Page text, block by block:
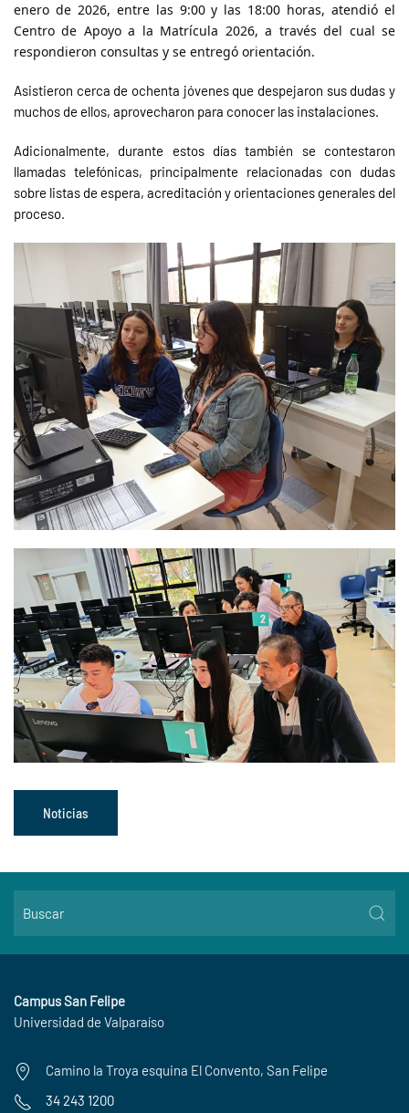
enero de 2026, entre las 9:00 y las 18:00 horas, atendió el
Centro de Apoyo a la Matrícula 2026, a través del cual se
respondieron consultas y se entregó orientación.
Asistieron cerca de ochenta jóvenes que despejaron sus dudas y
muchos de ellos, aprovecharon para conocer las instalaciones.
Adicionalmente, durante estos días también se contestaron
llamadas telefónicas, principalmente relacionadas con dudas
sobre listas de espera, acreditación y orientaciones generales del
proceso.
Noticias
Campus San Felipe
Universidad de Valparaíso
Camino la Troya esquina El Convento, San Felipe
34 243 1200